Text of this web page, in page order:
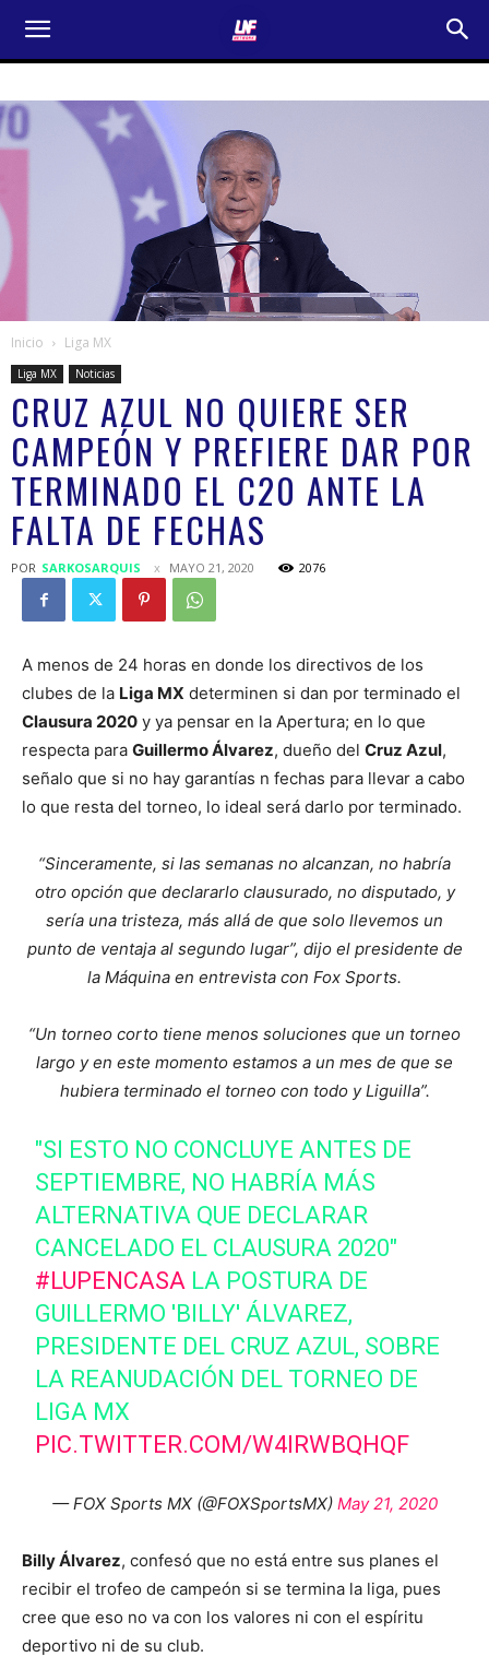
Inicio Liga MX
Liga MX Noticias
CRUZ AZUL NO QUIERE SER
CAMPEÓN Y PREFIERE DAR POR
TERMINADO EL C20 ANTE LA
FALTA DE FECHAS
POR SARKOSARQUIS MAYO 21, 2020 2076
A menos de 24 horas en donde los directivos de los
clubes de la Liga MX determinen si dan por terminado el
Clausura 2020 y ya pensar en la Apertura; en lo que
respecta para Guillermo Álvarez, dueño del Cruz Azul,
señalo que si no hay garantías n fechas para llevar a cabo
lo que resta del torneo, lo ideal será darlo por terminado.
“Sinceramente, si las semanas no alcanzan, no habría
otro opción que declararlo clausurado, no disputado, y
sería una tristeza, más allá de que solo llevemos un
punto de ventaja al segundo lugar”, dijo el presidente de
la Máquina en entrevista con Fox Sports.
“Un torneo corto tiene menos soluciones que un torneo
largo y en este momento estamos a un mes de que se
hubiera terminado el torneo con todo y Liguilla”.
"SI ESTO NO CONCLUYE ANTES DE
SEPTIEMBRE, NO HABRÍA MÁS
ALTERNATIVA QUE DECLARAR
CANCELADO EL CLAUSURA 2020"
#LUPENCASA LA POSTURA DE
GUILLERMO 'BILLY' ÁLVAREZ,
PRESIDENTE DEL CRUZ AZUL, SOBRE
LA REANUDACIÓN DEL TORNEO DE
LIGA MX
PIC.TWITTER.COM/W4IRWBQHQF
— FOX Sports MX (@FOXSportsMX) May 21, 2020
Billy Álvarez, confesó que no está entre sus planes el
recibir el trofeo de campeón si se termina la liga, pues
cree que eso no va con los valores ni con el espíritu
deportivo ni de su club.